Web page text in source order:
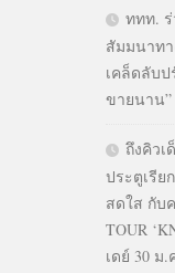
ททท.
สัมมนาท
เคล็ดลับป
ขายนาน”
ถึงคิวเ
ประตูเรีย
สดใส กับ
TOUR
เดย์ 30 ม